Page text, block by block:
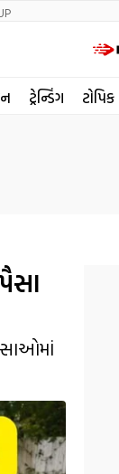
ટ્રેન્ડિંગ ટોપિક